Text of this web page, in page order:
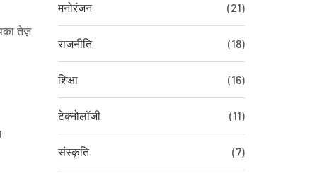
तेज़
मनोरंजन (21)
राजनीति (18)
शिक्षा (16)
टेक्नोलॉजी (11)
संस्कृति (7)